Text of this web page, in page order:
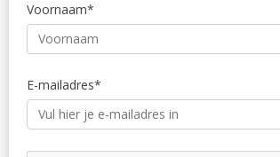
Voornaam*
E-mailadres*